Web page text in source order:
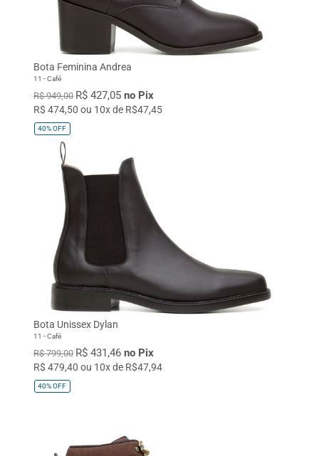
Bota Feminina Andrea
11 - Café
R$ 949,00 R$ 427,05 no Pix
R$ 474,50 ou 10x de R$47,45
40%OFF
Bota Unissex Dylan
11 - Café
R$ 799,00 R$ 431,46 no Pix
R$ 479,40 ou 10x de R$47,94
40%OFF